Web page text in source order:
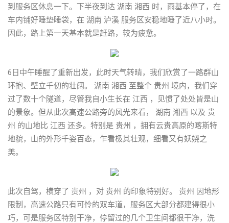
到服务区休息一下。下半夜到达 湖南 湘西 时，雨基本停了，在
车内铺好睡垫睡袋，在 湖南 泸溪 服务区安稳地睡了近八小时。
因此，路上第一天基本就是赶路，较为疲惫。
6日中午睡醒了重新出发，此时天气转晴，我们欣赏了一路群山
环抱、壁立千仞的壮阔。 湖南 湘西 至整个 贵州 境内，我们穿
过了数十个隧道，尽管我自小生长在 江西 ，见惯了处处皆是山
的景象。但从此次高速公路旁的风光来看， 湖南 湘西 以及 贵
州 的山地比 江西 还多。特别是 贵州 ，拥有云贵高原的喀斯特
地貌，山的外形千姿百态，乍看极其壮观，细看又有妖娆之
美。
此次自驾，横穿了 贵州 ，对 贵州 的印象特别好。 贵州 因地形
限制，高速公路只有可怜的双车道，服务区大部分都建得很小
巧，可是服务区特别干净，停留过的几个卫生间都很干净，洗